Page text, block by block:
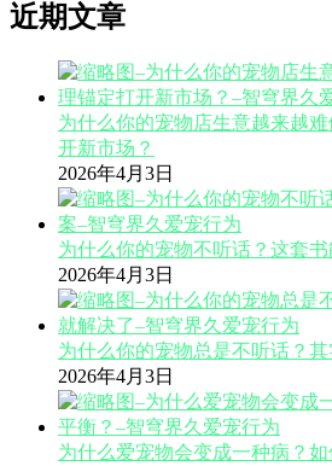
近期文章
为什么你的宠物店生意越来越
开新市场？
2026年4月3日
为什么你的宠物不听话？这套
2026年4月3日
为什么你的宠物总是不听话？
2026年4月3日
为什么爱宠物会变成一种病？